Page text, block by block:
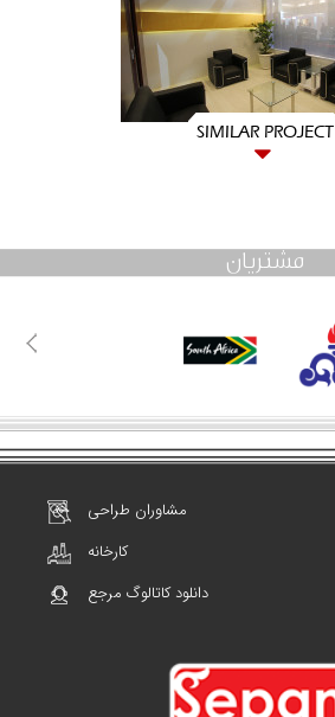
SIMILAR PROJECT
مشتریان
مشاوران طراحی
کارخانه
دانلود کاتالوگ مرجع